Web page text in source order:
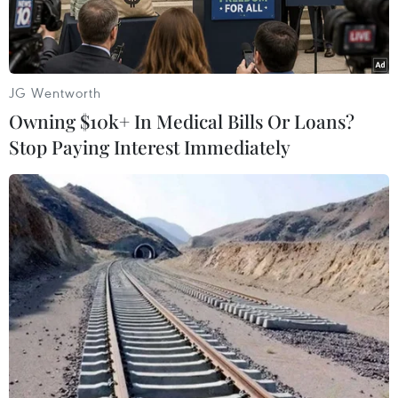
Xe tải DAILY. (Nguồn: Yonhap)
Ngày 19/9, tập đoàn Hyundai của Hàn Quốc ra
mắt mẫu xe điện chạy bằng pin nhiên liệu
hydro, là phiên bản sáng tạo của xe tải DAILY
do tập đoàn ôtô IVECO của Italy chế tạo.
JG Wentworth
Owning $10k+ In Medical Bills Or Loans?
Stop Paying Interest Immediately